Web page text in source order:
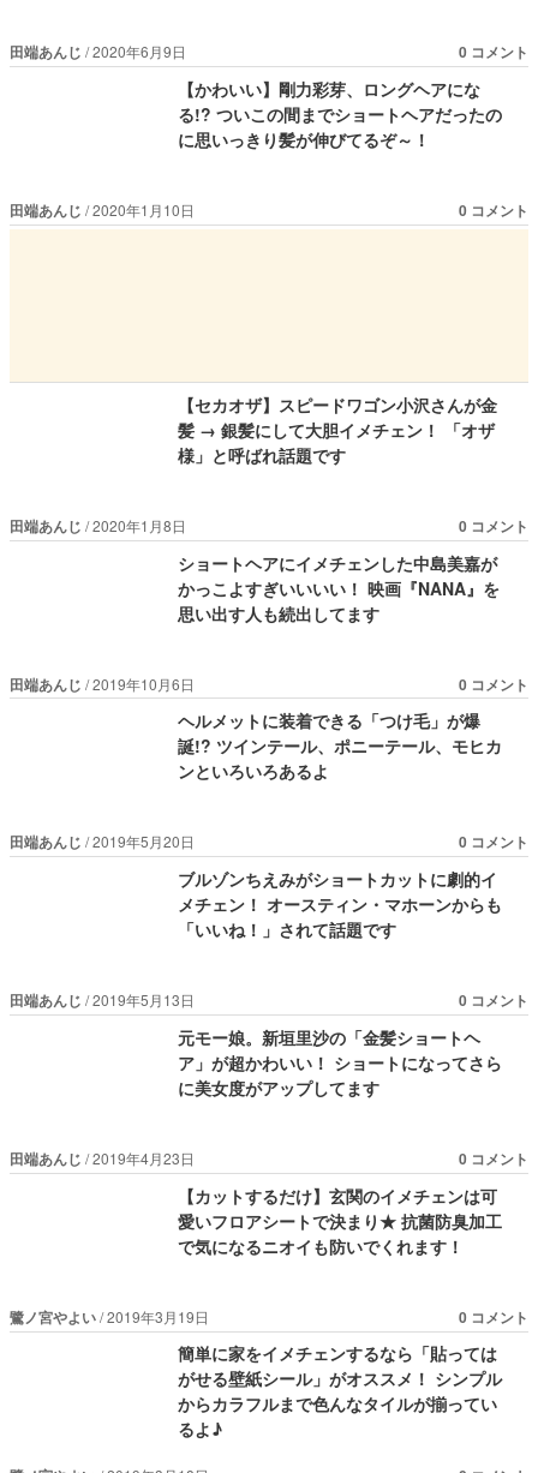
田端あんじ 2020年6月9日 0 コメント
【かわいい】剛力彩芽、ロングヘアにな
る!? ついこの間までショートヘアだったの
に思いっきり髪が伸びてるぞ～！
田端あんじ 2020年1月10日 0 コメント
【セカオザ】スピードワゴン小沢さんが金
髪 → 銀髪にして大胆イメチェン！ 「オザ
様」と呼ばれ話題です
田端あんじ 2020年1月8日 0 コメント
ショートヘアにイメチェンした中島美嘉が
かっこよすぎいいいい！ 映画『NANA』を
思い出す人も続出してます
田端あんじ 2019年10月6日 0 コメント
ヘルメットに装着できる「つけ毛」が爆
誕!? ツインテール、ポニーテール、モヒカ
ンといろいろあるよ
田端あんじ 2019年5月20日 0 コメント
ブルゾンちえみがショートカットに劇的イ
メチェン！ オースティン・マホーンからも
「いいね！」されて話題です
田端あんじ 2019年5月13日 0 コメント
元モー娘。新垣里沙の「金髪ショートヘ
ア」が超かわいい！ ショートになってさら
に美女度がアップしてます
田端あんじ 2019年4月23日 0 コメント
【カットするだけ】玄関のイメチェンは可
愛いフロアシートで決まり★ 抗菌防臭加工
で気になるニオイも防いでくれます！
鷺ノ宮やよい 2019年3月19日 0 コメント
簡単に家をイメチェンするなら「貼っては
がせる壁紙シール」がオススメ！ シンプル
からカラフルまで色んなタイルが揃ってい
るよ♪